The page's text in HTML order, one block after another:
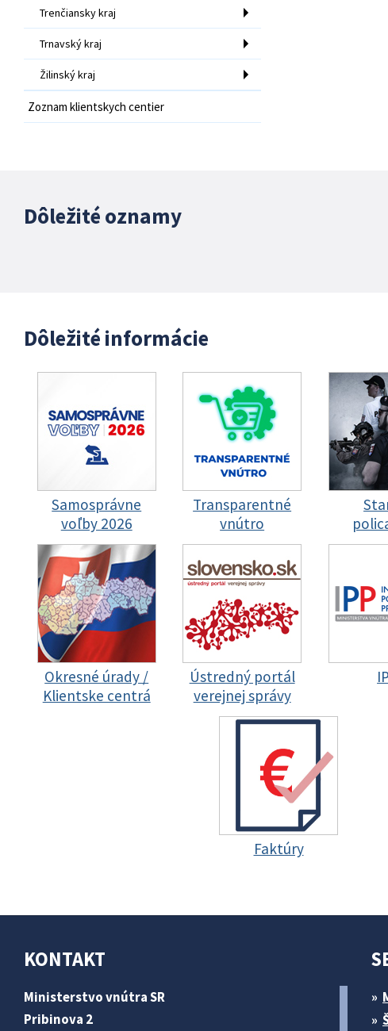
Trenčiansky kraj
Trnavský kraj
Žilinský kraj
Zoznam klientskych centier
Dôležité oznamy
Dôležité informácie
Samosprávne
voľby 2026
Transparentné
vnútro
Okresné úrady /
Klientske centrá
Ústredný portál
verejnej správy
Faktúry
KONTAKT
Ministerstvo vnútra SR
Pribinova 2